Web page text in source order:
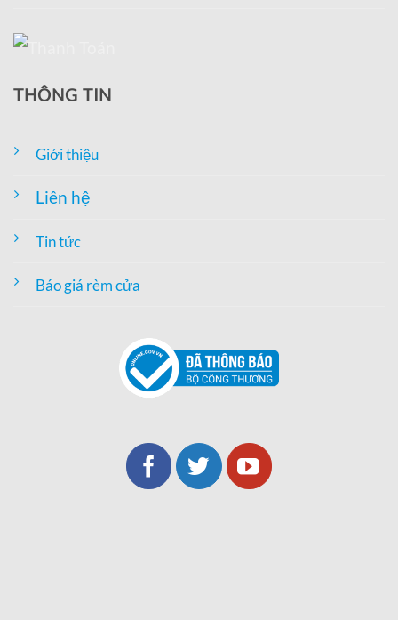
THÔNG TIN
Giới thiệu
Liên hệ
Tin tức
Báo giá rèm cửa